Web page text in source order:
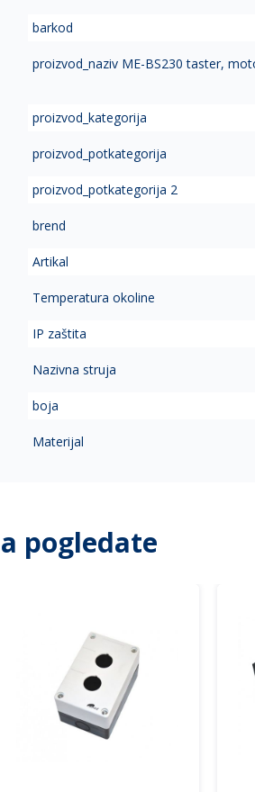
barkod
proizvod_naziv ME-BS230 taster,
proizvod_kategorija
proizvod_potkategorija
proizvod_potkategorija 2
brend
Artikal
Temperatura okoline
IP zaštita
Nazivna struja
boja
Materijal
pogledate